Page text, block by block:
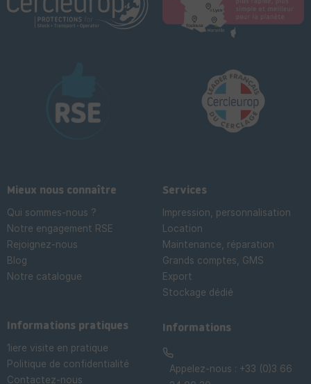
Mieux nous connaître
Qui sommes-nous ?
Notre engagement RSE
Rejoignez-nous
Blog
Notre catalogue
Services
Impression, personnalisation
Location
Maintenance, réparation
Grands comptes, GMS
Export
Stockage dédié
Informations pratiques
1iere visite en pratique
Politique de confidentialité
Contactez-nous
Informations
Appelez-nous : +33 (0)3 66